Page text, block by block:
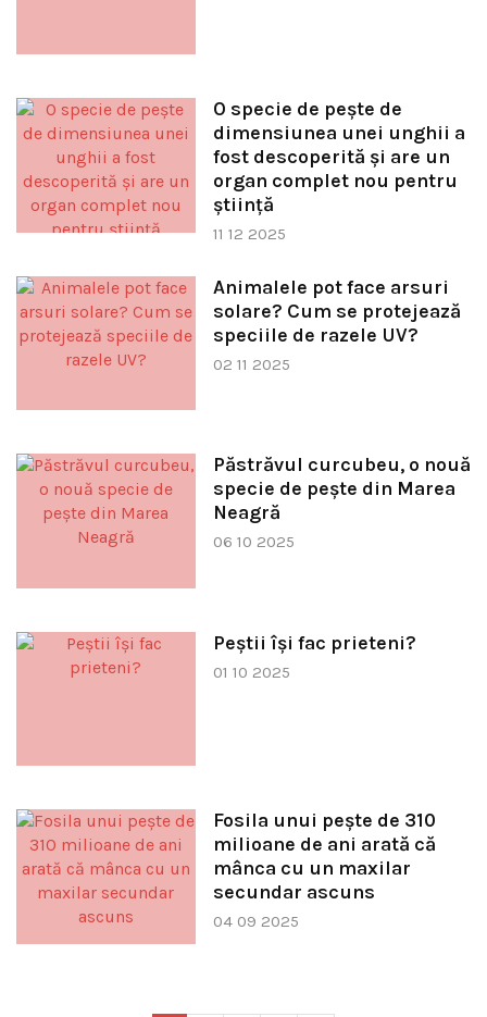
O specie de pește de
dimensiunea unei unghii a
fost descoperită și are un
organ complet nou pentru
știință
11 12 2025
Animalele pot face arsuri
solare? Cum se protejează
speciile de razele UV?
02 11 2025
Păstrăvul curcubeu, o nouă
specie de pește din Marea
Neagră
06 10 2025
Peștii își fac prieteni?
01 10 2025
Fosila unui peşte de 310
milioane de ani arată că
mânca cu un maxilar
secundar ascuns
04 09 2025